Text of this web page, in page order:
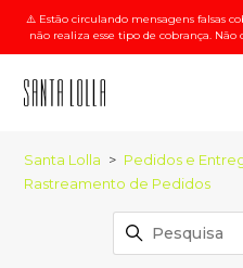
⚠️ Estão circulando mensagens falsas
não realiza esse tipo de cobrança.
Santa Lolla Pedidos e
Rastreamento de Pedidos